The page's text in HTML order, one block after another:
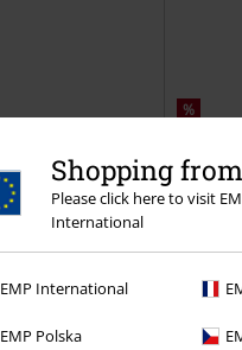
Shopping
Please click here to visit
International
EMP International
EMP Polska
%
€ 19,99
Metal-